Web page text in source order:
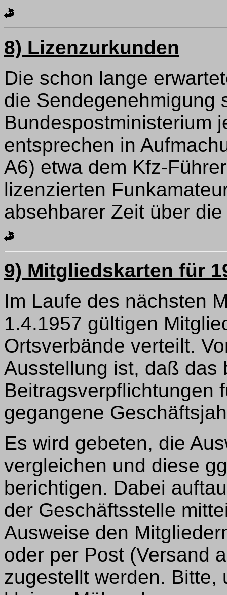
8) Lizenzurkunden
Die schon lange
die Sendegenehmigung
Bundespostministerium
entsprechen in
A6) etwa dem Kfz-
lizenzierten
absehbarer Zeit über
9) Mitgliedskarten für
Im Laufe des nächsten
1.4.1957 gültigen
Ortsverbände verteilt.
Ausstellung ist, daß das
Beitragsverpflichtungen
gegangene
Es wird gebeten, die
vergleichen und diese
berichtigen. Dabei
der Geschäftsstelle
Ausweise den
oder per Post (Versand
zugestellt werden. Bitte,